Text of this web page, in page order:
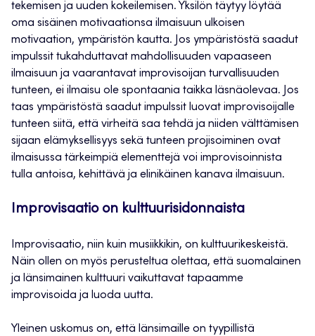
tekemisen ja uuden kokeilemisen. Yksilön täytyy löytää
oma sisäinen motivaationsa ilmaisuun ulkoisen
motivaation, ympäristön kautta. Jos ympäristöstä saadut
impulssit tukahduttavat mahdollisuuden vapaaseen
ilmaisuun ja vaarantavat improvisoijan turvallisuuden
tunteen, ei ilmaisu ole spontaania taikka läsnäolevaa. Jos
taas ympäristöstä saadut impulssit luovat improvisoijalle
tunteen siitä, että virheitä saa tehdä ja niiden välttämisen
sijaan elämyksellisyys sekä tunteen projisoiminen ovat
ilmaisussa tärkeimpiä elementtejä voi improvisoinnista
tulla antoisa, kehittävä ja elinikäinen kanava ilmaisuun.
Improvisaatio on kulttuurisidonnaista
Improvisaatio, niin kuin musiikkikin, on kulttuurikeskeistä.
Näin ollen on myös perusteltua olettaa, että suomalainen
ja länsimainen kulttuuri vaikuttavat tapaamme
improvisoida ja luoda uutta.
Yleinen uskomus on, että länsimaille on tyypillistä